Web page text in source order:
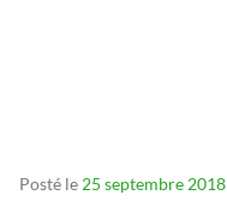
Posté le 25 septembre 2018